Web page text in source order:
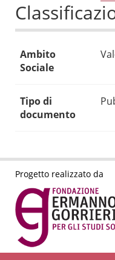
Ambito
Sociale
Tipo di
documento
Progetto realizzato da